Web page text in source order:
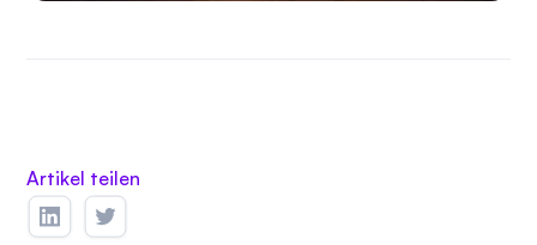
Artikel teilen